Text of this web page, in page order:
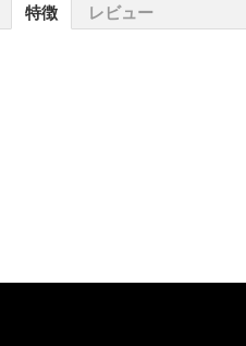
特徴 レビュー